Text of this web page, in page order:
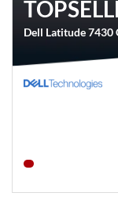
Dell Latitude